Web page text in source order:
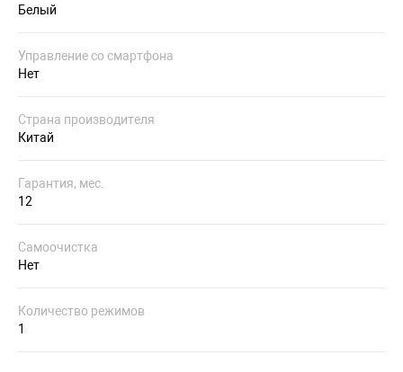
Белый
Управление со смартфона
Нет
Страна производителя
Китай
Гарантия, мес.
12
Самоочистка
Нет
Количество режимов
1